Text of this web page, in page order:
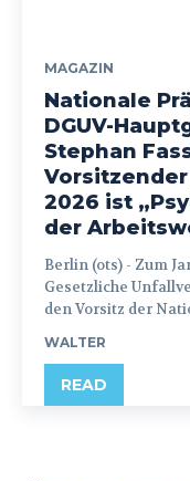
MAGAZIN
Nationale
DGUV-
Stephan
2026 ist
der
Berlin (ots) - Zum Januar 2026 hat die Deutsche
Gesetzliche
den Vorsitz der
WALTER
READ